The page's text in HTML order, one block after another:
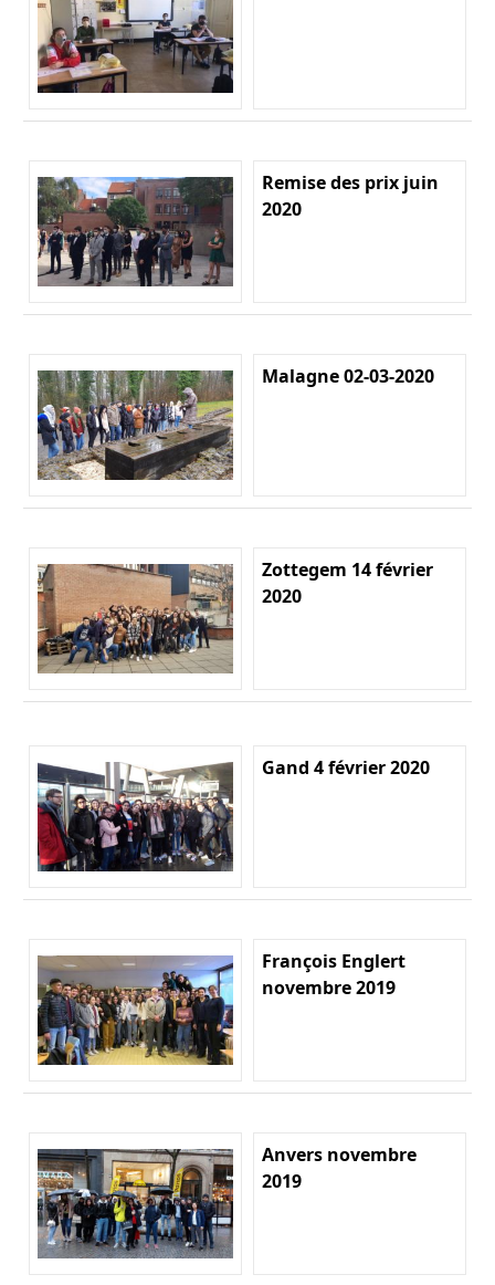
Remise des prix juin
2020
Malagne 02-03-2020
Zottegem 14 février
2020
Gand 4 février 2020
François Englert
novembre 2019
Anvers novembre
2019